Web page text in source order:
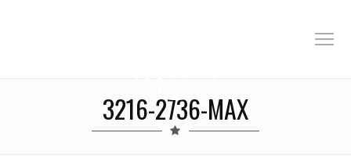
3216-2736-MAX